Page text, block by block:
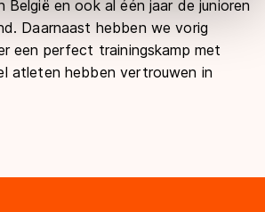
te klikken, stemt u in met deze
vindt u in ons cookiebeleid
België en ook al één jaar de junioren
Daarnaast hebben we vorig
een perfect trainingskamp met
atleten hebben vertrouwen in